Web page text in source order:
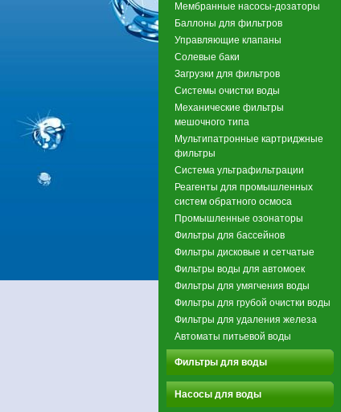
Мембранные насосы-дозаторы
Баллоны для фильтров
Управляющие клапаны
Солевые баки
Загрузки для фильтров
Системы очистки воды
Механические фильтры
мешочного типа
Мультипатронные картриджные
фильтры
Система ультрафильтрации
Реагенты для промышленных
систем обратного осмоса
Промышленные озонаторы
Фильтры для бассейнов
Фильтры дисковые и сетчатые
Фильтры воды для автомоек
Фильтры для умягчения воды
Фильтры для грубой очистки воды
Фильтры для удаления железа
Автоматы питьевой воды
Фильтры для воды
Насосы для воды